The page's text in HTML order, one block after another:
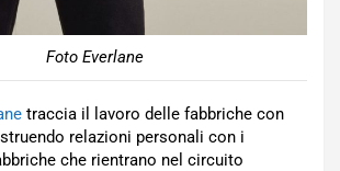
Foto Everlane
traccia il lavoro delle fabbriche con
relazioni personali con i
che rientrano nel circuito